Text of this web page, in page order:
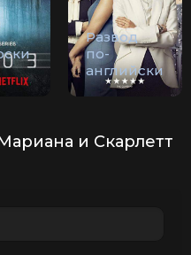
Развод
по-
английски
и Скарлетт